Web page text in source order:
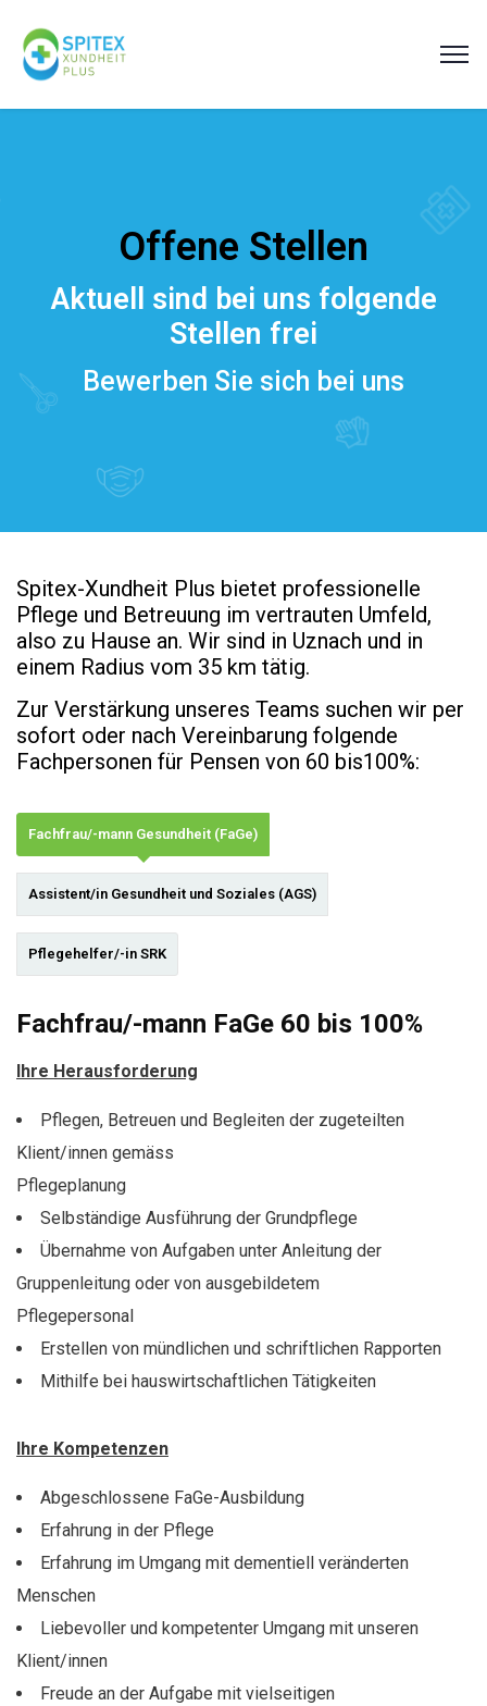
Offene Stellen
Aktuell sind bei uns folgende
Stellen frei
Bewerben Sie sich bei uns
Spitex-Xundheit Plus bietet professionelle
Pflege und Betreuung im vertrauten Umfeld,
also zu Hause an. Wir sind in Uznach und in
einem Radius vom 35 km tätig.
Zur Verstärkung unseres Teams suchen wir per
sofort oder nach Vereinbarung folgende
Fachpersonen für Pensen von 60 bis100%:
Fachfrau/-mann Gesundheit (FaGe)
Assistent/in Gesundheit und Soziales (AGS)
Pflegehelfer/-in SRK
Fachfrau/-mann FaGe 60 bis 100%
Ihre Herausforderung
Pflegen, Betreuen und Begleiten der zugeteilten
Klient/innen gemäss
Pflegeplanung
Selbständige Ausführung der Grundpflege
Übernahme von Aufgaben unter Anleitung der
Gruppenleitung oder von ausgebildetem
Pflegepersonal
Erstellen von mündlichen und schriftlichen Rapporten
Mithilfe bei hauswirtschaftlichen Tätigkeiten
Ihre Kompetenzen
Abgeschlossene FaGe-Ausbildung
Erfahrung in der Pflege
Erfahrung im Umgang mit dementiell veränderten
Menschen
Liebevoller und kompetenter Umgang mit unseren
Klient/innen
Freude an der Aufgabe mit vielseitigen